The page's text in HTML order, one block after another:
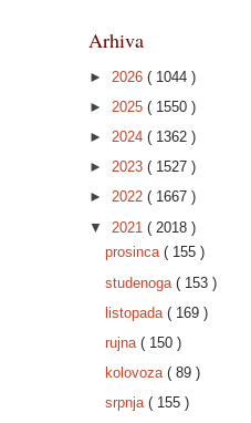
Arhiva
► 2026 ( 1044 )
► 2025 ( 1550 )
► 2024 ( 1362 )
► 2023 ( 1527 )
► 2022 ( 1667 )
▼ 2021 ( 2018 )
prosinca ( 155 )
studenoga ( 153 )
listopada ( 169 )
rujna ( 150 )
kolovoza ( 89 )
srpnja ( 155 )